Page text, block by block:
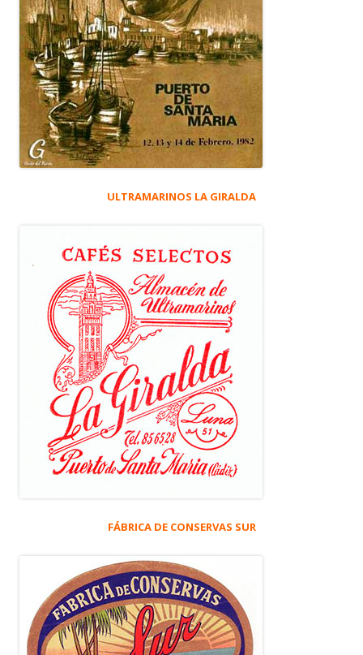
ULTRAMARINOS LA GIRALDA
FÁBRICA DE CONSERVAS SUR